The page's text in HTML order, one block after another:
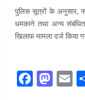
पुलिस सूत्रों के अनुसार,
धमकाने तथा अन्य
खिलाफ मामला दर्ज किया
F
M E